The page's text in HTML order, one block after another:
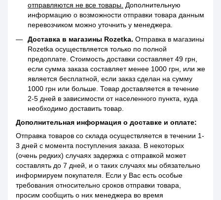
отправляются не все товары. Дополнительную
информацию о возможности отправки товара данным
перевозчиком можно уточнить у менеджера.
Доставка в магазины Rozetka. Отправка в магазины
Rozetka осуществляется только по полной
предоплате. Стоимость доставки составляет 49 грн,
если сумма заказа составляет менее 1000 грн, или же
является бесплатной, если заказ сделан на сумму
1000 грн или больше. Товар доставляется в течение
2-5 дней в зависимости от населенного пункта, куда
необходимо доставить товар.
Дополнительная информация о доставке и оплате:
Отправка товаров со склада осуществляется в течении 1-
3 дней с момента поступления заказа. В некоторых
(очень редких) случаях задержка с отправкой может
составлять до 7 дней, и о таких случаях мы обязательно
информируем покупателя. Если у Вас есть особые
требования относительно сроков отправки товара,
просим сообщить о них менеджера во время